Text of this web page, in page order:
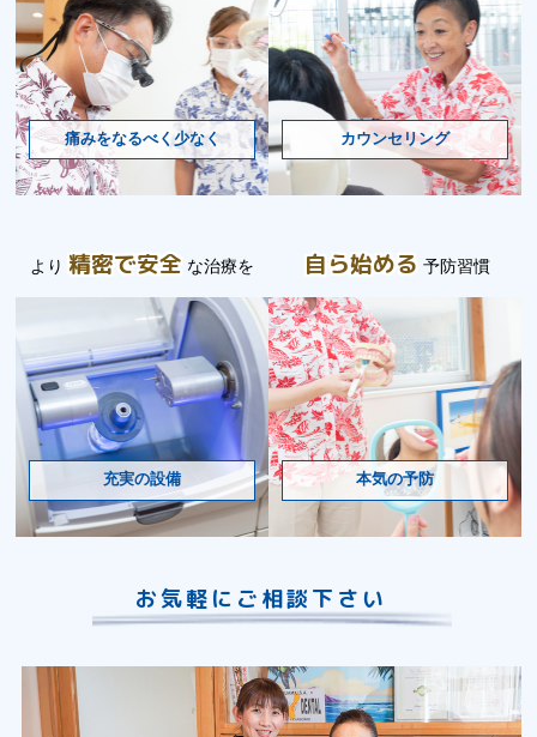
痛みをなるべく少なく カウンセリング
より 精密で安全 な治療を
充実の設備
自ら始める 予防習慣
本気の予防
お気軽にご相談下さい